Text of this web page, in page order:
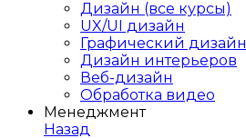
Дизайн (все курсы)
UX/UI дизайн
Графический дизайн
Дизайн интерьеров
Веб-дизайн
Обработка видео
Менеджмент
Назад